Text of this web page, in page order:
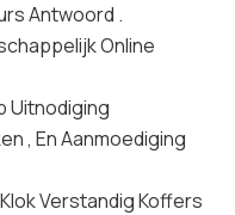
Antwoord .
Online
Uitnodiging
, En Aanmoediging
Verstandig Koffers